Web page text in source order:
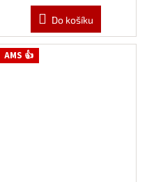
Do košíku
AMS 👍